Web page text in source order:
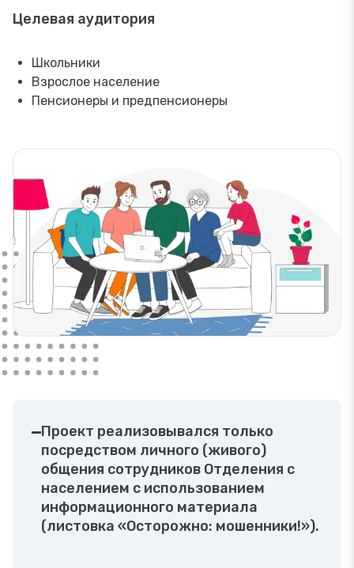
Целевая аудитория
Школьники
Взрослое население
Пенсионеры и предпенсионеры
Проект реализовывался только
посредством личного (живого)
общения сотрудников Отделения с
населением с использованием
информационного материала
(листовка «Осторожно: мошенники!»).